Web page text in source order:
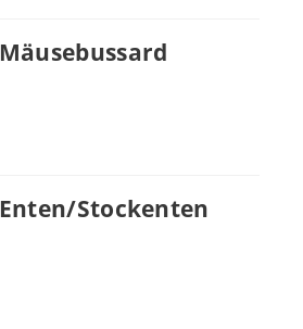
Mäusebussard
Enten/Stockenten